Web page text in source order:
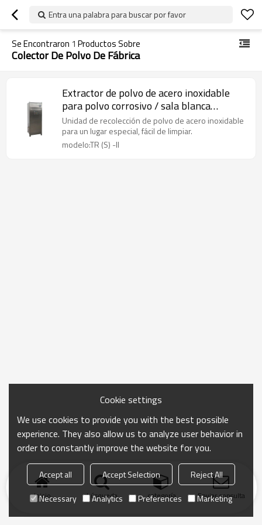
Entra una palabra para buscar por favor
Se Encontraron 1 Productos Sobre
Colector De Polvo De Fábrica
Extractor de polvo de acero inoxidable
para polvo corrosivo / sala blanca
farmacéutica / fábrica electrónica
Unidad de recolección de polvo de acero inoxidable
para un lugar especial, fácil de limpiar.
modelo:TR (S) -II
Inicio búsqueda categoría Enviar consulta
Cookie settings
We use cookies to provide you with the best possible
experience. They also allow us to analyze user behavior in
order to constantly improve the website for you.
Accept all Accept Selection
Reject All
Necessary
Analytics Preferences Marketing